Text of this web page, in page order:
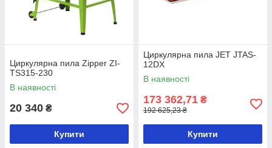
Циркулярна пила Zipper ZI-
TS315-230
В наявності
20 340 ₴
Купити
Циркулярна пила JET JTAS-
12DX
В наявності
173 362,71 ₴
192 625,23 ₴
Купити